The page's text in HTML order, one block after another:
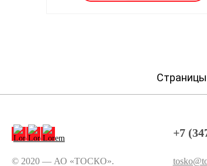
© 2020 — АО «ТОСКО».
+7